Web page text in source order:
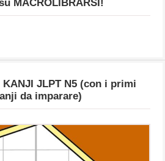
MACROLIBRARSI!
KANJI JLPT N5 (con i primi
da imparare)